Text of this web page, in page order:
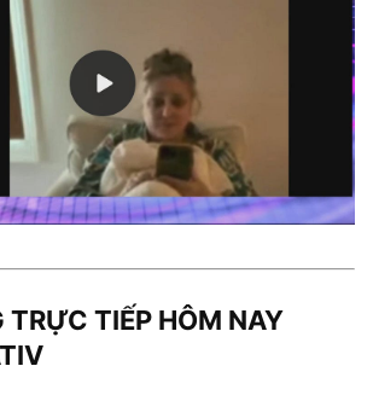
TRỰC TIẾP HÔM NAY